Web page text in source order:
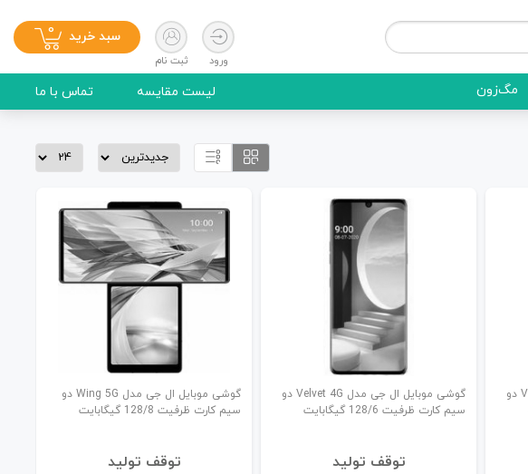
ورود ثبت نام
سبد خرید 0
مگ‌زون لیست مقایسه تماس با ما
گوشی موبایل ال جی مدل Velvet 5G دو
گوشی موبایل ال جی مدل Velvet 4G دو
سیم کارت ظرفیت 128/6 گیگابایت
توقف تولید
گوشی موبایل ال جی مدل Wing 5G دو
سیم‌ کارت ظرفیت 128/8 گیگابایت
توقف تولید